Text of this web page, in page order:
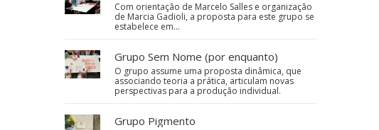
Com orientação de Marcelo Salles e organização
de Marcia Gadioli, a proposta para este grupo se
estabelece em…
Grupo Sem Nome (por enquanto)
O grupo assume uma proposta dinâmica, que
associando teoria a prática, articulam novas
perspectivas para a produção individual.
Grupo Pigmento